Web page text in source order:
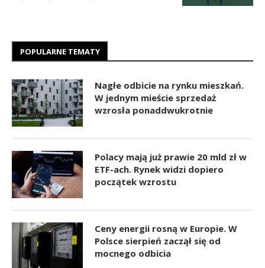
POPULARNE TEMATY
Nagłe odbicie na rynku mieszkań.
W jednym mieście sprzedaż
wzrosła ponaddwukrotnie
Polacy mają już prawie 20 mld zł w
ETF-ach. Rynek widzi dopiero
początek wzrostu
Ceny energii rosną w Europie. W
Polsce sierpień zaczął się od
mocnego odbicia